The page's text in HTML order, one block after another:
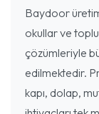
Baydoor
okullar ve
çözümleriyle
edilmektedir.
kapı, dolap,